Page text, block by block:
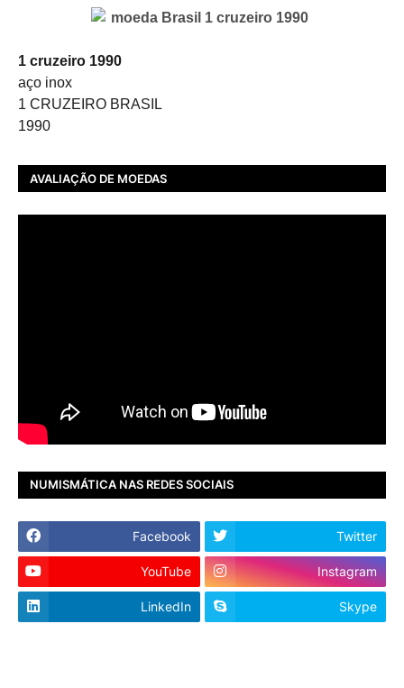
1 cruzeiro 1990
aço inox
1 CRUZEIRO BRASIL
1990
AVALIAÇÃO DE MOEDAS
NUMISMÁTICA NAS REDES SOCIAIS
Facebook Twitter
YouTube Instagram
LinkedIn Skype